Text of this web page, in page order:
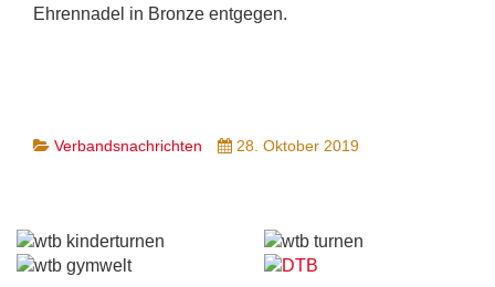
Ehrennadel in Bronze entgegen.
Verbandsnachrichten 28. Oktober 2019